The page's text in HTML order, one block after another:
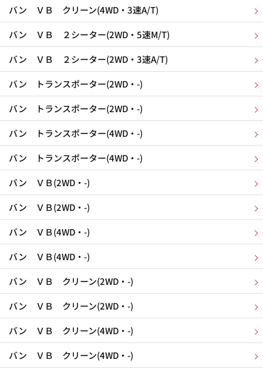
バン ＶＢ クリーン(4WD・3速A/T)
バン ＶＢ ２シーター(2WD・5速M/T)
バン ＶＢ ２シーター(2WD・3速A/T)
バン トランスポーター(2WD・-)
バン トランスポーター(2WD・-)
バン トランスポーター(4WD・-)
バン トランスポーター(4WD・-)
バン ＶＢ(2WD・-)
バン ＶＢ(2WD・-)
バン ＶＢ(4WD・-)
バン ＶＢ(4WD・-)
バン ＶＢ クリーン(2WD・-)
バン ＶＢ クリーン(2WD・-)
バン ＶＢ クリーン(4WD・-)
バン ＶＢ クリーン(4WD・-)